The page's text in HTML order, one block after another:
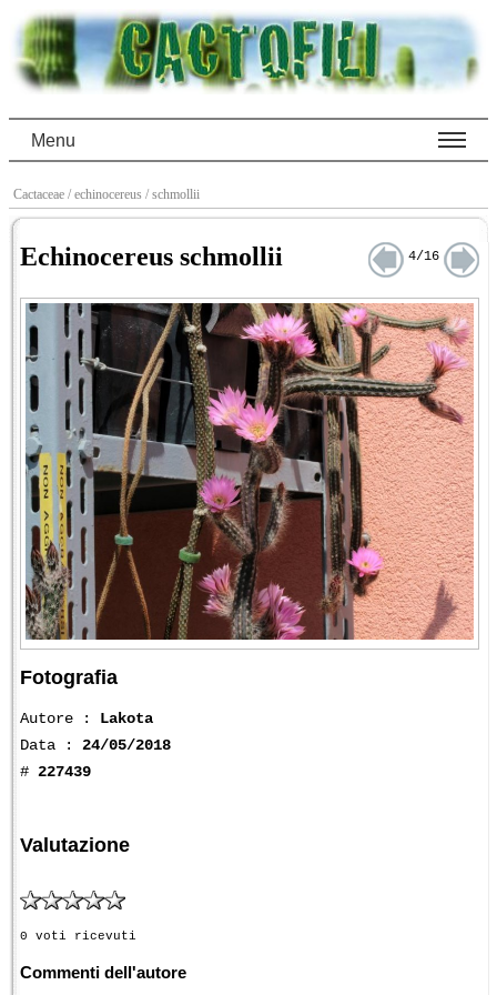
Menu
Cactaceae / echinocereus / schmollii
Echinocereus schmollii 4/16
Fotografia
Autore : Lakota
Data : 24/05/2018
# 227439
Valutazione
0 voti ricevuti
Commenti dell'autore